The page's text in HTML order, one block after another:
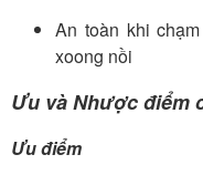
An toàn khi
xoong nồi
Ưu và Nhược điểm
Ưu điểm